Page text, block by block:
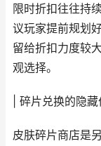
限时折扣往往持
议玩家提前规划
留给折扣力度较
观选择。
| 碎片兑换的隐
皮肤碎片商店是